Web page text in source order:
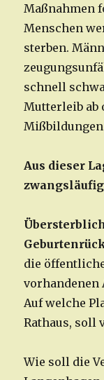
Maßnahmen
Menschen
sterben.
schnell
Mutterleib ab
Mißbildungen
Aus dieser
die
vorhandenen
Auf welche
Rathaus, soll
Wie soll die